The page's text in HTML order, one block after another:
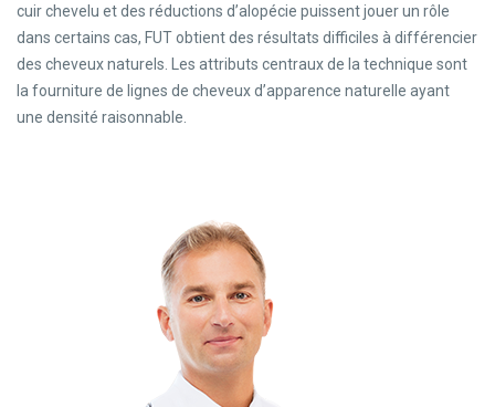
cuir chevelu et des réductions d’alopécie puissent jouer un rôle
dans certains cas, FUT obtient des résultats difficiles à différencier
des cheveux naturels. Les attributs centraux de la technique sont
la fourniture de lignes de cheveux d’apparence naturelle ayant
une densité raisonnable.